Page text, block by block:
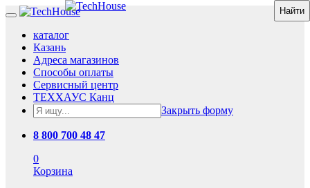
каталог
Казань
Адреса магазинов
Способы оплаты
Сервисный центр
ТЕХХАУС Канц
Закрыть форму
8 800 700 48 47
0
Корзина